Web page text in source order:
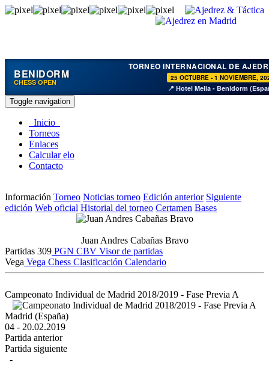
BENIDORM
CHESS OPEN
TORNEO INTERNACIONAL DE
25 OCTUBRE - 1 NOVIEMBRE,
📍 Hotel Melia - Benidorm
Toggle navigation
Inicio
Torneos
Enlaces
Calcular elo
Contacto
Información Torneo Noticias torneo Edición anterior Siguiente
edición Web oficial Historial del torneo Certamen Bases
Juan Andres Cabañas Bravo
Partidas 309 PGN CBV Visor de partidas
Vega Vega Chess Clasificación Calendario
Campeonato Individual de Madrid 2018/2019 - Fase Previa A
Madrid (España)
04 - 20.02.2019
Partida anterior
Partida siguiente
-